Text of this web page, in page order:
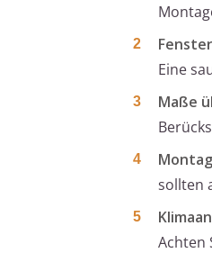
Eine
Maße
sollten
Achten